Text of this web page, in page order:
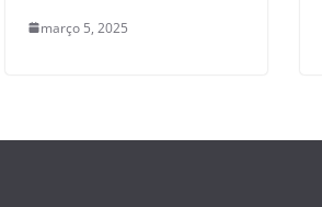
março 5, 2025